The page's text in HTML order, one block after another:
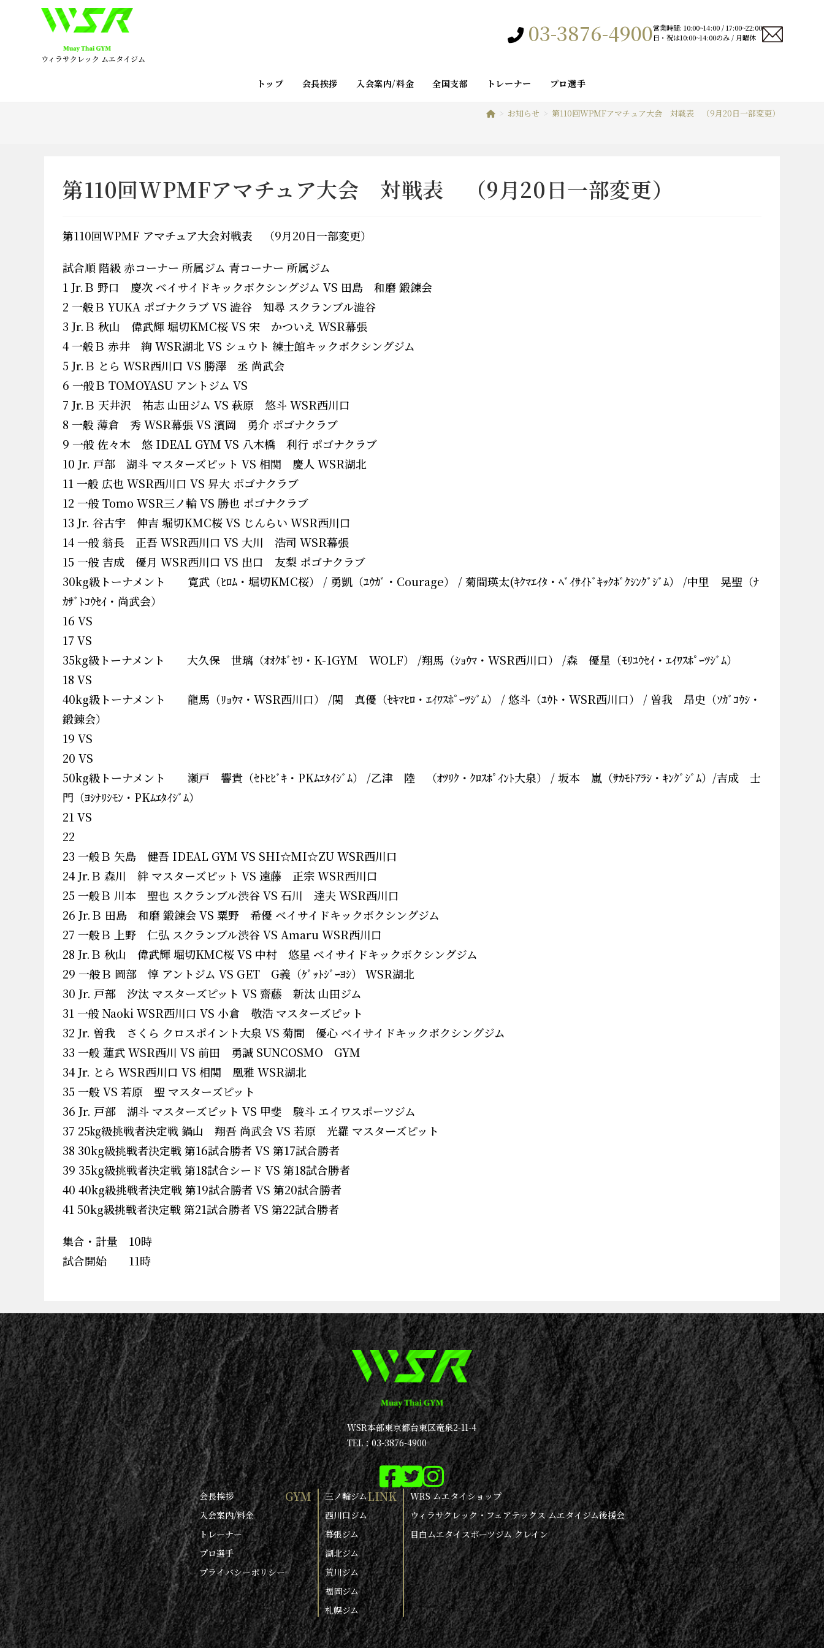
ウィラサクレック ムエタイジム
03-3876-4900営業時間: 10:00~14:00 / 17:00~22:00
日・祝は10:00~14:00のみ / 月曜休
トップ 会長挨拶 入会案内/料金 全国支部 トレーナー プロ選手
> お知らせ > 第110回WPMFアマチュア大会 対戦表 （9月20日一部変更）
第110回WPMFアマチュア大会 対戦表 （9月20日一部変更）
第110回WPMF アマチュア大会対戦表 （9月20日一部変更）
試合順 階級 赤コーナー 所属ジム 青コーナー 所属ジム
1 Jr.Ｂ 野口 慶次 ベイサイドキックボクシングジム VS 田島 和磨 鍛錬会
2 一般Ｂ YUKA ポゴナクラブ VS 澁谷 知尋 スクランブル澁谷
3 Jr.Ｂ 秋山 偉武輝 堀切KMC桜 VS 宋 かついえ WSR幕張
4 一般Ｂ 赤井 絢 WSR湖北 VS シュウト 練士館キックボクシングジム
5 Jr.Ｂ とら WSR西川口 VS 勝澤 丞 尚武会
6 一般Ｂ TOMOYASU アントジム VS
7 Jr.Ｂ 天井沢 祐志 山田ジム VS 萩原 悠斗 WSR西川口
8 一般 薄倉 秀 WSR幕張 VS 濱岡 勇介 ポゴナクラブ
9 一般 佐々木 悠 IDEAL GYM VS 八木橋 利行 ポゴナクラブ
10 Jr. 戸部 湖斗 マスターズピット VS 相関 慶人 WSR湖北
11 一般 広也 WSR西川口 VS 昇大 ポゴナクラブ
12 一般 Tomo WSR三ノ輪 VS 勝也 ポゴナクラブ
13 Jr. 谷古宇 伸吉 堀切KMC桜 VS じんらい WSR西川口
14 一般 翁長 正吾 WSR西川口 VS 大川 浩司 WSR幕張
15 一般 吉成 優月 WSR西川口 VS 出口 友梨 ポゴナクラブ
30kg級トーナメント 寛武（ﾋﾛﾑ・堀切KMC桜） / 勇凱（ﾕｳｶﾞ・Courage） / 菊間瑛太(ｷｸﾏｴｲﾀ・ﾍﾞｲｻｲﾄﾞｷｯｸﾎﾞｸｼﾝｸﾞｼﾞﾑ） /中里 晃聖（ﾅ
ｶｻﾞﾄｺｳｾｲ・尚武会）
16 VS
17 VS
35kg級トーナメント 大久保 世璃（ｵｵｸﾎﾞｾﾘ・K-1GYM WOLF） /翔馬（ｼｮｳﾏ・WSR西川口） /森 優星（ﾓﾘﾕｳｾｲ・ｴｲﾜｽﾎﾟｰﾂｼﾞﾑ）
18 VS
40kg級トーナメント 龍馬（ﾘｮｳﾏ・WSR西川口） /関 真優（ｾｷﾏﾋﾛ・ｴｲﾜｽﾎﾟｰﾂｼﾞﾑ） / 悠斗（ﾕｳﾄ・WSR西川口） / 曽我 昂史（ｿｶﾞｺｳｼ・
鍛錬会）
19 VS
20 VS
50kg級トーナメント 瀬戸 響貴（ｾﾄﾋﾋﾞｷ・PKﾑｴﾀｲｼﾞﾑ） /乙津 陸 （ｵﾂﾘｸ・ｸﾛｽﾎﾟｲﾝﾄ大泉） / 坂本 嵐（ｻｶﾓﾄｱﾗｼ・ｷﾝｸﾞｼﾞﾑ）/吉成 士
門（ﾖｼﾅﾘｼﾓﾝ・PKﾑｴﾀｲｼﾞﾑ）
21 VS
22
23 一般Ｂ 矢島 健吾 IDEAL GYM VS SHI☆MI☆ZU WSR西川口
24 Jr.Ｂ 森川 絆 マスターズピット VS 遠藤 正宗 WSR西川口
25 一般Ｂ 川本 聖也 スクランブル渋谷 VS 石川 達夫 WSR西川口
26 Jr.Ｂ 田島 和磨 鍛錬会 VS 粟野 希優 ベイサイドキックボクシングジム
27 一般Ｂ 上野 仁弘 スクランブル渋谷 VS Amaru WSR西川口
28 Jr.Ｂ 秋山 偉武輝 堀切KMC桜 VS 中村 悠星 ベイサイドキックボクシングジム
29 一般Ｂ 岡部 惇 アントジム VS GET G義（ｹﾞｯﾄｼﾞｰﾖｼ） WSR湖北
30 Jr. 戸部 汐汰 マスターズピット VS 齋藤 新汰 山田ジム
31 一般 Naoki WSR西川口 VS 小倉 敬浩 マスターズピット
32 Jr. 曽我 さくら クロスポイント大泉 VS 菊間 優心 ベイサイドキックボクシングジム
33 一般 蓮武 WSR西川 VS 前田 勇誠 SUNCOSMO GYM
34 Jr. とら WSR西川口 VS 相関 凰雅 WSR湖北
35 一般 VS 若原 聖 マスターズピット
36 Jr. 戸部 湖斗 マスターズピット VS 甲斐 駿斗 エイワスポーツジム
37 25㎏級挑戦者決定戦 鍋山 翔吾 尚武会 VS 若原 光羅 マスターズピット
38 30kg級挑戦者決定戦 第16試合勝者 VS 第17試合勝者
39 35kg級挑戦者決定戦 第18試合シード VS 第18試合勝者
40 40kg級挑戦者決定戦 第19試合勝者 VS 第20試合勝者
41 50kg級挑戦者決定戦 第21試合勝者 VS 第22試合勝者
集合・計量 10時
試合開始 11時
WSR本部東京都台東区竜泉2-11-4
TEL：03-3876-4900
会長挨拶
入会案内/料金
トレーナー
プロ選手
プライバシーポリシー
GYM
三ノ輪ジム
西川口ジム
幕張ジム
湖北ジム
荒川ジム
福岡ジム
札幌ジム
LINK
WRS ムエタイショップ
ウィラサクレック・フェアテックス ムエタイジム後援会
目白ムエタイスポーツジム クレイン